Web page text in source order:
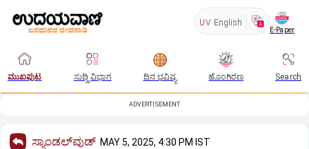
UV English
E-Paper
ಮುಖಪುಟ ಸುದ್ದಿ ವಿಭಾಗ ದಿನ ಭವಿಷ್ಯ ಹೊಂಗಿರಣ Search
ADVERTISEMENT
ಸ್ಯಾಂಡಲ್‌ವುಡ್‌ MAY 5, 2025, 4:30 PM IST